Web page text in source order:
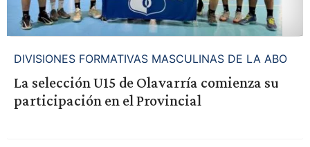
DIVISIONES FORMATIVAS MASCULINAS DE LA ABO
La selección U15 de Olavarría comienza su
participación en el Provincial